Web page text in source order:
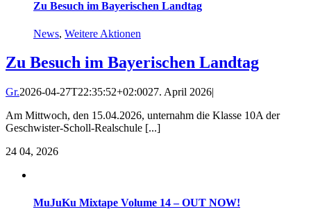
Zu Besuch im Bayerischen Landtag
News, Weitere Aktionen
Zu Besuch im Bayerischen Landtag
Gr.2026-04-27T22:35:52+02:0027. April 2026|
Am Mittwoch, den 15.04.2026, unternahm die Klasse 10A der
Geschwister-Scholl-Realschule [...]
24 04, 2026
MuJuKu Mixtape Volume 14 – OUT NOW!